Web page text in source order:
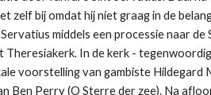
zelf bij omdat hij niet graag in de
middels een processie naar
In de kerk -
voorstelling van gambiste Hildegard
Perry (O Sterre der zee). Na